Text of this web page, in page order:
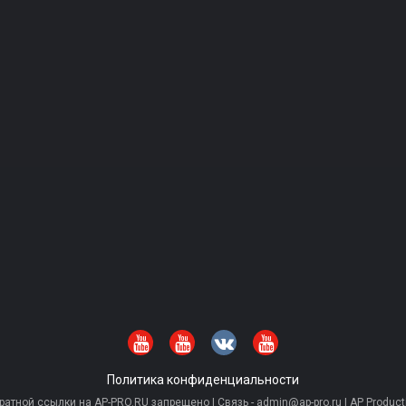
Политика конфиденциальности
ссылки на AP-PRO.RU запрещено | Связь - admin@ap-pro.ru | AP